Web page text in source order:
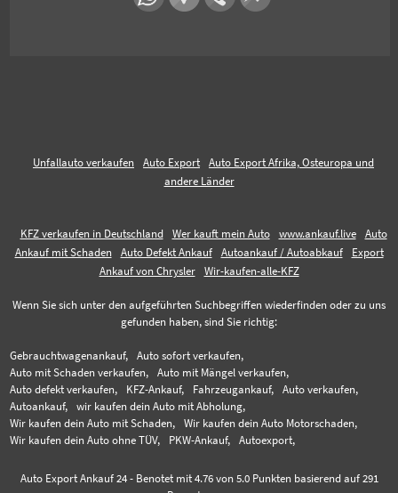
Unfallauto verkaufen Auto Export
Auto Export Afrika, Osteuropa und
andere Länder
KFZ verkaufen in Deutschland Wer kauft mein Auto www.ankauf.live
Auto
Ankauf mit Schaden
Auto Defekt Ankauf Autoankauf / Autoabkauf
Export
Ankauf von Chrysler
Wir-kaufen-alle-KFZ
Wenn Sie sich unter den aufgeführten Suchbegriffen wiederfinden oder zu uns
gefunden haben, sind Sie richtig:
Gebrauchtwagenankauf,
Auto sofort verkaufen,
Auto mit Schaden verkaufen,
Auto mit Mängel verkaufen,
Auto defekt verkaufen,
KFZ-Ankauf, Fahrzeugankauf,
Auto verkaufen,
Autoankauf,
wir kaufen dein Auto mit Abholung,
Wir kaufen dein Auto mit Schaden,
Wir kaufen dein Auto Motorschaden,
Wir kaufen dein Auto ohne TÜV,
PKW-Ankauf, Autoexport,
Auto Export Ankauf 24- Benotet mit 4.76von 5.0 Punkten basierend auf 291